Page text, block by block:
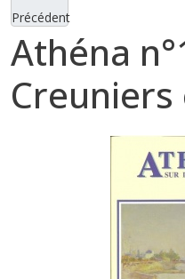
Précédent
Athéna
Creuniers